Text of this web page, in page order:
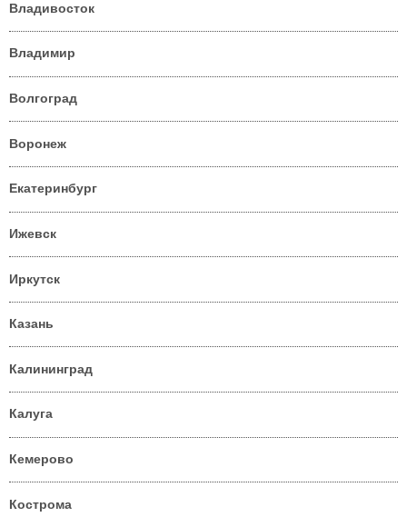
Владивосток
Владимир
Волгоград
Воронеж
Екатеринбург
Ижевск
Иркутск
Казань
Калининград
Калуга
Кемерово
Кострома